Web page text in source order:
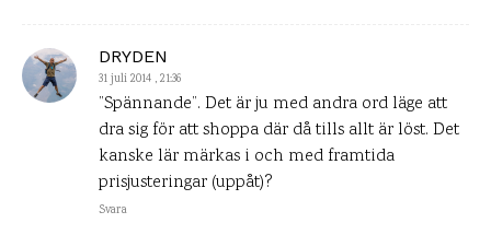
DRYDEN
31 juli 2014 , 21:36
”Spännande”. Det är ju med andra ord läge att
dra sig för att shoppa där då tills allt är löst. Det
kanske lär märkas i och med framtida
prisjusteringar (uppåt)?
Svara